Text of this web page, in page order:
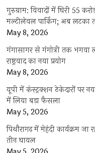
गुरुग्राम: विवादों में घिरी 55
मल्टीलेवल पार्किंग; अब लटका
May 8, 2026
गंगासागर से गंगोत्री तक भगवा
राष्ट्रवाद का नया प्रयोग
May 8, 2026
यूपी में कंस्ट्रक्शन ठेकेदारों पर
में लिया बड़ा फैसला
May 5, 2026
पिथौरागढ़ में मेहंदी कार्यक्रम
तीन घायल